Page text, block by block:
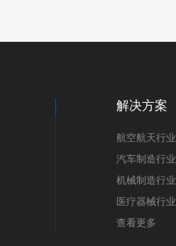
解决方案
航空航天行业
汽车制造行业
机械制造行业
医疗器械行业
查看更多